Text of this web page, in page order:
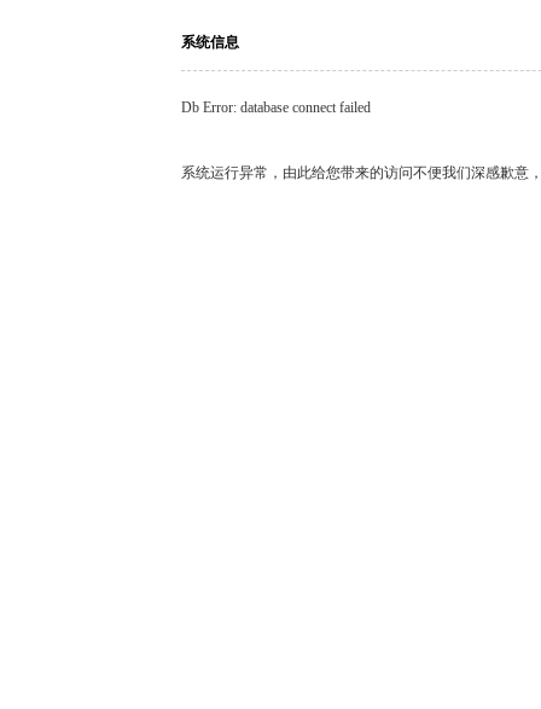
系统信息
Db Error: database connect failed
系统运行异常，由此给您带来的访问不便我们深感歉意